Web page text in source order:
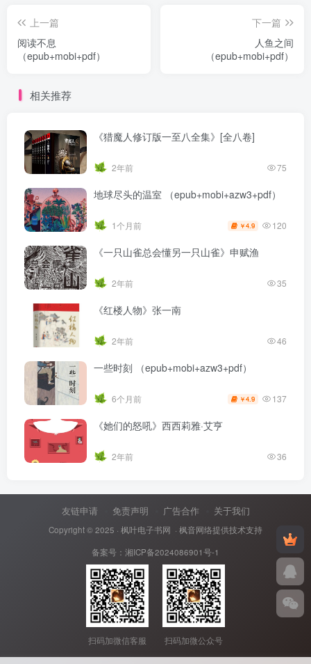
上一篇
阅读不息
（epub+mobi+pdf）
下一篇
人鱼之间
（epub+mobi+pdf）
相关推荐
《猎魔人修订版一至八全集》[全八卷]
2年前 75
地球尽头的温室 （epub+mobi+azw3+pdf）
1个月前 ￥4.9 120
《一只山雀总会懂另一只山雀》申赋渔
2年前 35
《红楼人物》张一南
2年前 46
一些时刻 （epub+mobi+azw3+pdf）
6个月前 ￥4.9 137
《她们的怒吼》西西莉雅·艾亨
2年前 36
友链申请 免责声明 广告合作 关于我们
Copyright © 2025 · 枫叶电子书网 · 枫音网络提供技术支持
备案号： 湘ICP备2024086901号-1
扫码加微信客服 扫码加微公众号